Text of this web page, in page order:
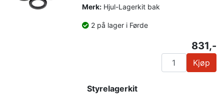
Merk: Hjul-Lagerkit bak
2 på lager i Førde
831,-
Kjøp
Styrelagerkit